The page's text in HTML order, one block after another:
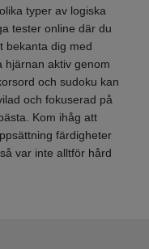
typer av logiska
tester online där du
bekanta dig med
hjärnan aktiv genom
och sudoku kan
och fokuserad på
Kom ihåg att
färdigheter
var inte alltför hård